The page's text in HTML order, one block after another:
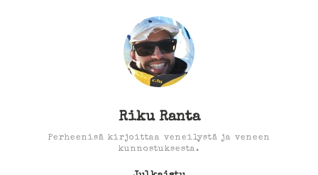
Riku Ranta
Perheenisä kirjoittaa veneilystä ja veneen
kunnostuksesta.